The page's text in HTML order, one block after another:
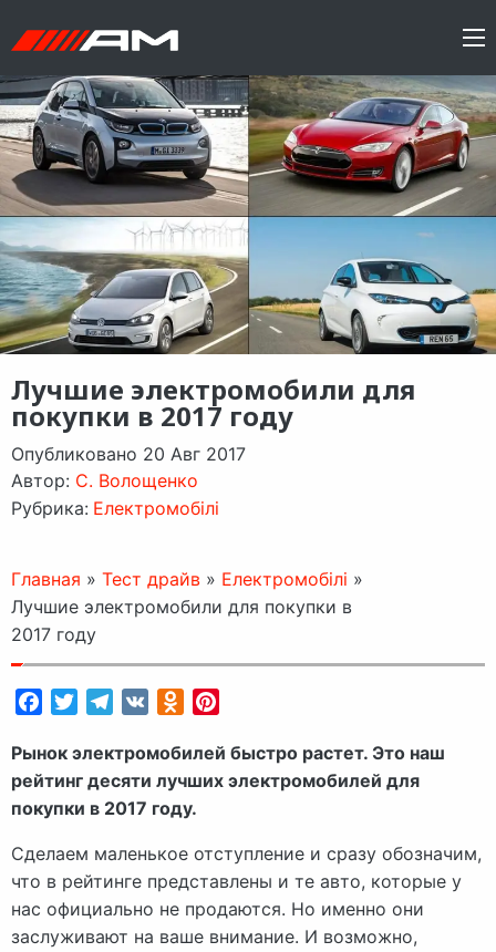
Лучшие электромобили для
покупки в 2017 году
Опубликовано 20 Авг 2017
Автор: C. Волощенко
Рубрика: Електромобілі
Главная » Тест драйв » Електромобілі »
Лучшие электромобили для покупки в
2017 году
FacebookTwitterTelegram
VK Odnoklassniki
Рынок электромобилей быстро растет. Это наш
рейтинг десяти лучших электромобилей для
покупки в 2017 году.
Сделаем маленькое отступление и сразу обозначим,
что в рейтинге представлены и те авто, которые у
нас официально не продаются. Но именно они
заслуживают на ваше внимание. И возможно,